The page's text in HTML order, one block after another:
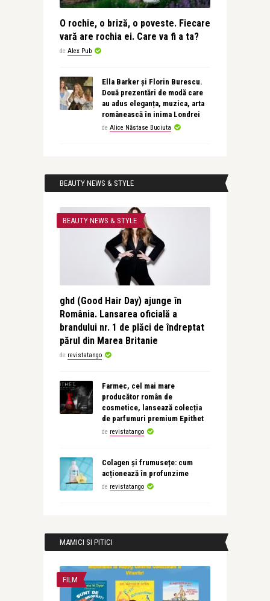
O rochie, o briză, o poveste. Fiecare
vară are rochia ei. Care va fi a ta?
de Alex Pub
Ella Barker și Florin Burescu.
Două prezentări de modă care
au adus eleganța, muzica, arta
românească în inima Londrei
de Alice Năstase Buciuta
BEAUTY NEWS & STYLE
BEAUTY NEWS & STYLE
ghd (Good Hair Day) ajunge în
România. Lansarea oficială a
brandului nr. 1 de plăci de îndreptat
părul din Marea Britanie
de revistatango
Farmec, cel mai mare
producător român de
cosmetice, lansează colecția
de parfumuri premium Epithet
de revistatango
Colagen și frumusețe: cum
acționează în profunzime
de revistatango
MAMICI SI PITICI
FILM